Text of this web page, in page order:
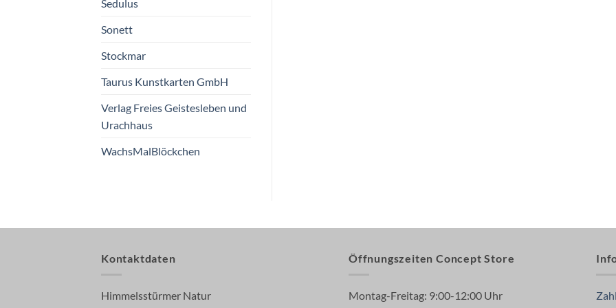
Sedulus
Sonett
Stockmar
Taurus Kunstkarten GmbH
Verlag Freies Geistesleben und
Urachhaus
WachsMalBlöckchen
Kontaktdaten
Himmelsstürmer Natur
Öffnungszeiten Concept Store
Montag-Freitag: 9:00-12:00 Uhr